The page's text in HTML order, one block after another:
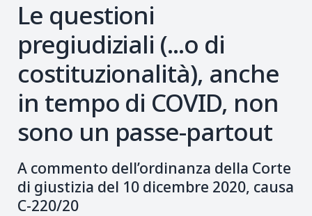
Le questioni
pregiudiziali (...o di
costituzionalità), anche
in tempo di COVID, non
sono un passe-partout
A commento dell’ordinanza della Corte
di giustizia del 10 dicembre 2020, causa
C-220/20